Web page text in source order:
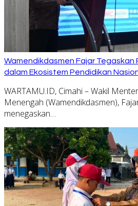
Wamendikdasmen Fajar Tegaskan
dalam Ekosistem Pendidikan
WARTAMU.ID, Cimahi – Wakil
Menengah (Wamendikdasmen),
menegaskan…